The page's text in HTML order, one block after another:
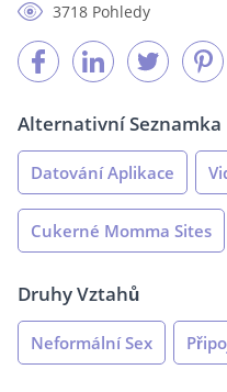
3718 Pohledy
Alternativní Seznamka
Datování Aplikace
Cukerné Momma Sites
Druhy Vztahů
Neformální Sex